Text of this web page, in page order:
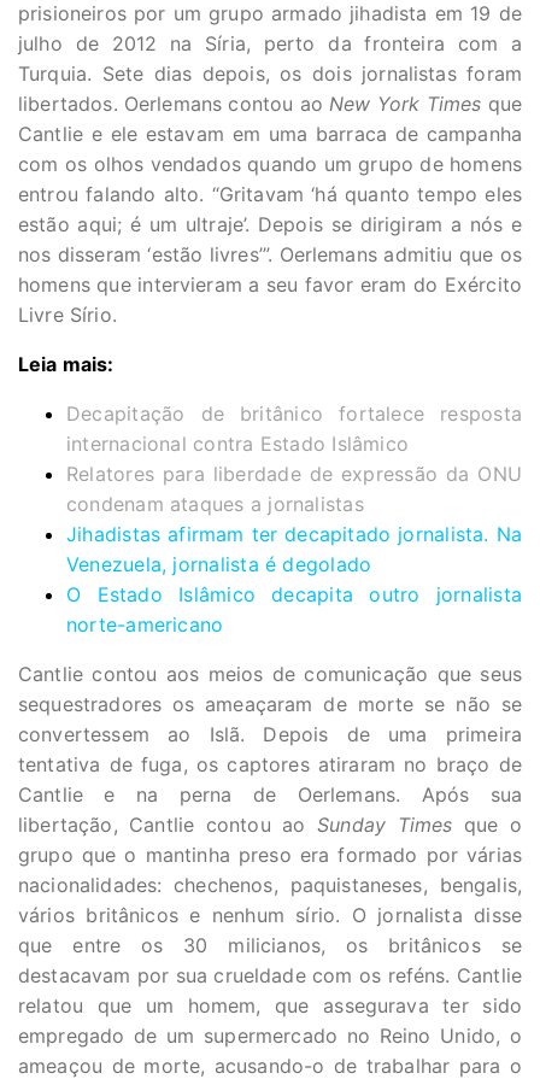
prisioneiros por um grupo armado jihadista em 19 de
julho de 2012 na Síria, perto da fronteira com a
Turquia. Sete dias depois, os dois jornalistas foram
libertados. Oerlemans contou aoNew York Times que
Cantlie e ele estavam em uma barraca de campanha
com os olhos vendados quando um grupo de homens
entrou falando alto. “Gritavam ‘há quanto tempo eles
estão aqui; é um ultraje’. Depois se dirigiram a nós e
nos disseram ‘estão livres’”. Oerlemans admitiu que os
homens que intervieram a seu favor eram do Exército
Livre Sírio.
Leia mais:
Decapitação de britânico fortalece resposta
internacional contra Estado Islâmico
Relatores para liberdade de expressão da ONU
condenam ataques a jornalistas
Jihadistas afirmam ter decapitado jornalista. Na
Venezuela, jornalista é degolado
O Estado Islâmico decapita outro jornalista
norte-americano
Cantlie contou aos meios de comunicação que seus
sequestradores os ameaçaram de morte se não se
convertessem ao Islã. Depois de uma primeira
tentativa de fuga, os captores atiraram no braço de
Cantlie e na perna de Oerlemans. Após sua
libertação, Cantlie contou aoSunday Times que o
grupo que o mantinha preso era formado por várias
nacionalidades: chechenos, paquistaneses, bengalis,
vários britânicos e nenhum sírio. O jornalista disse
que entre os 30 milicianos, os britânicos se
destacavam por sua crueldade com os reféns. Cantlie
relatou que um homem, que assegurava ter sido
empregado de um supermercado no Reino Unido, o
ameaçou de morte, acusando-o de trabalhar para o